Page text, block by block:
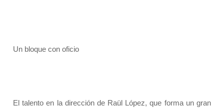
Un bloque con oficio
El talento en la dirección de Raül López, que forma un gran